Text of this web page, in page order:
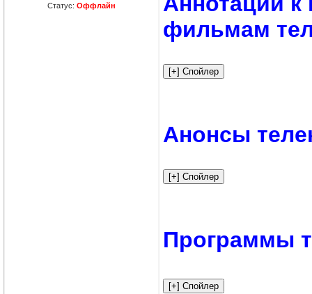
Статус: Оффлайн
фильмам
Анонсы
Программы